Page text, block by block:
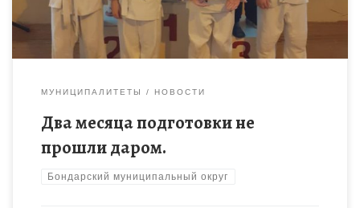
МУНИЦИПАЛИТЕТЫ НОВОСТИ
Два месяца подготовки не
прошли даром.
Бондарский муниципальный округ